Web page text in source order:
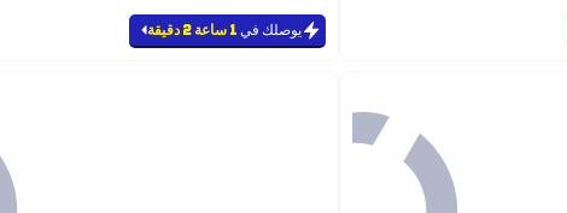
يوصلك في 1 ساعة 2 دقيقة